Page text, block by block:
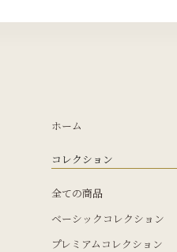
ホーム
コレクション
全ての商品
ベーシックコレクション
プレミアムコレクション